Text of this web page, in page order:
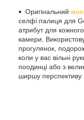
Оригінальний
селфі палиця для
атрибут для
камери.
прогулянок,
коли у вас вільні
поодинці або з
ширшу перспективу